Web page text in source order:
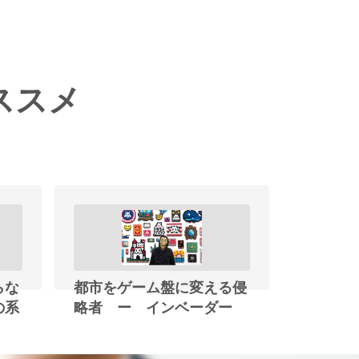
スメ
な
系
都市をゲーム盤に変える侵
略者 ー インベーダー